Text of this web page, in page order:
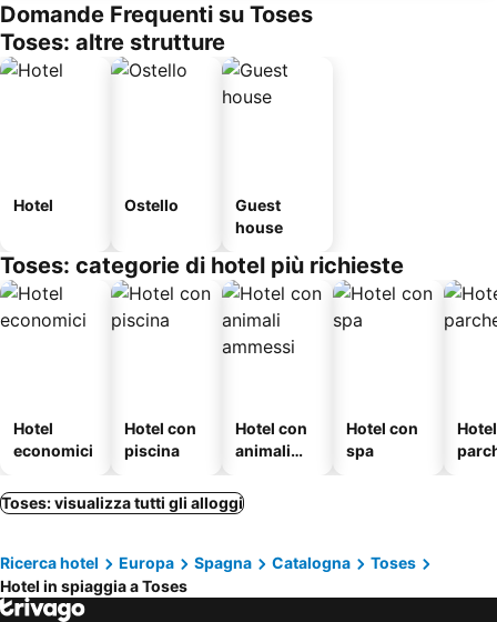
Domande Frequenti su Toses
Toses: altre strutture
Hotel Ostello
Guest
house
Toses: categorie di hotel più richieste
Hotel
economici
Hotel con
piscina
Hotel con
animali
Hotel con
spa
Toses: visualizza tutti gli alloggi
Ricerca hotel Europa Spagna Catalogna
Toses
Hotel in spiaggia a Toses